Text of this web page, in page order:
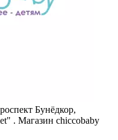
Бунёдкор,
. Магазин chiccobaby